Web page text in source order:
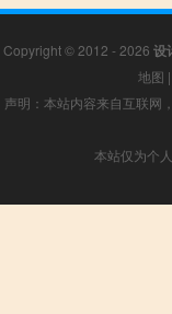
Copyright © 2012 - 2026 设
地图 |
声明：本站内容来自互联网
本站仅为个